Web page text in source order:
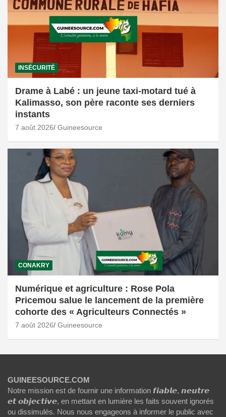
INSÉCURITÉ
Drame à Labé : un jeune taxi-motard tué à
Kalimasso, son père raconte ses derniers
instants
7 août 2026 Guineesource
CONAKRY
Numérique et agriculture : Rose Pola
Pricemou salue le lancement de la première
cohorte des « Agriculteurs Connectés »
7 août 2026 Guineesource
GUINEESOURCE.COM
Notre mission est de fournir une information 𝙛𝙞𝙖𝙗𝙡𝙚, 𝙣𝙚𝙪𝙩𝙧𝙚
𝙚𝙩 𝙤𝙗𝙟𝙚𝙘𝙩𝙞𝙫𝙚, en mettant en lumière les faits souvent ignorés
ou dissimulés. Nous nous engageons à informer le public avec